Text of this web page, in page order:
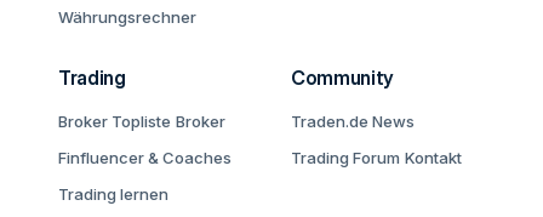
Währungsrechner
Trading
Broker Topliste Broker
Finfluencer & Coaches
Trading lernen
Community
Traden.de News
Trading Forum Kontakt